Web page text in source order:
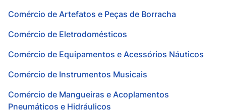
Comércio de Artefatos e Peças de Borracha
Comércio de Eletrodomésticos
Comércio de Equipamentos e Acessórios Náuticos
Comércio de Instrumentos Musicais
Comércio de Mangueiras e Acoplamentos
Pneumáticos e Hidráulicos